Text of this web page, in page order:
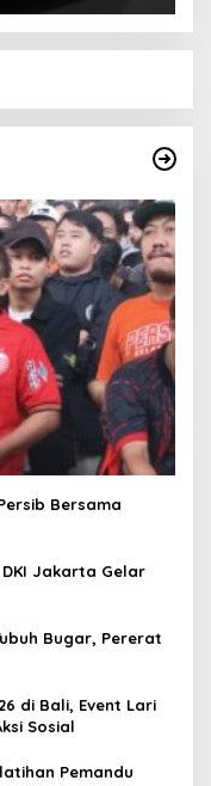
Bersama
DKI Jakarta Gelar
Bugar, Pererat
di Bali, Event Lari
Sosial
Pemandu